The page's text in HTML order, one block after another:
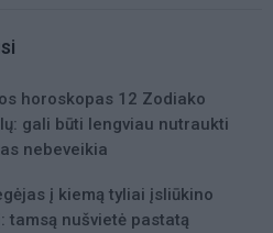
horoskopas 12 Zodiako
gali būti lengviau nutraukti
nebeveikia
į kiemą tyliai įsliūkino
tamsą nušvietė pastatą